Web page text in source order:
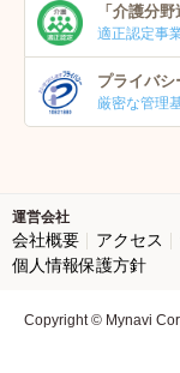
「介護分野
適正認定事
プライバシ
厳密な管理
運営会社
会社概要 アクセス
個人情報保護方針
Copyright © Mynavi